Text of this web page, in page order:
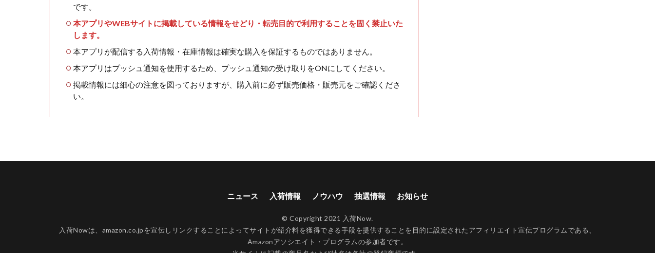
です。
本アプリやWEBサイトに掲載している情報をせどり・転売目的で利用することを固く禁止いた
します。
本アプリが配信する入荷情報・在庫情報は確実な購入を保証するものではありません。
本アプリはプッシュ通知を使用するため、プッシュ通知の受け取りをONにしてください。
掲載情報には細心の注意を図っておりますが、購入前に必ず販売価格・販売元をご確認くださ
い。
ニュース 入荷情報 ノウハウ 抽選情報 お知らせ
© Copyright 2021 入荷Now.
入荷Nowは、amazon.co.jpを宣伝しリンクすることによってサイトが紹介料を獲得できる手段を提供することを目的に設定されたアフィリエイト宣伝プログラムである、
Amazonアソシエイト・プログラムの参加者です。